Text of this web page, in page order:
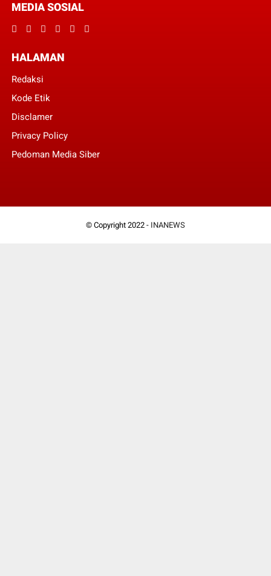
MEDIA SOSIAL
HALAMAN
Redaksi
Kode Etik
Disclamer
Privacy Policy
Pedoman Media Siber
© Copyright 2022 - INANEWS